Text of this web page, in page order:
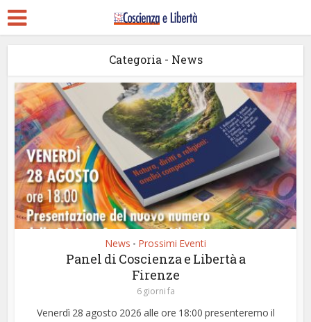
Categoria - News
News • Prossimi Eventi
Panel di Coscienza e Libertà a
Firenze
6 giorni fa
Venerdì 28 agosto 2026 alle ore 18:00 presenteremo il